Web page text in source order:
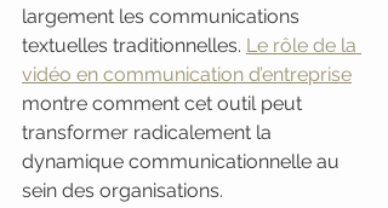
largement les communications
textuelles traditionnelles. Le rôle de la
vidéo en communication d’entreprise
montre comment cet outil peut
transformer radicalement la
dynamique communicationnelle au
sein des organisations.